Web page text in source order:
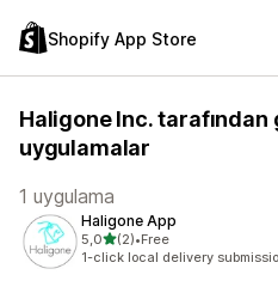
Shopify App Store
Haligone Inc.
uygulamalar
1 uygulama
Haligone App
5,05 yıldız üzerinden
(2)
toplam 2 değerlendirme
•Free
1-click local delivery